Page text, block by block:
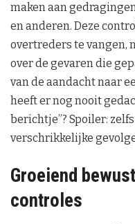
maken aan
en anderen. Deze
overtreders te vangen,
over de gevaren die
van de aandacht naar
heeft er nog nooit
berichtje”? Spoiler:
verschrikkelijke
Groeiend
controles